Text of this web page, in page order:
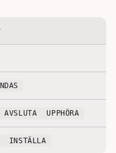
AVSLUTA UPPHÖRA
INSTÄLLA